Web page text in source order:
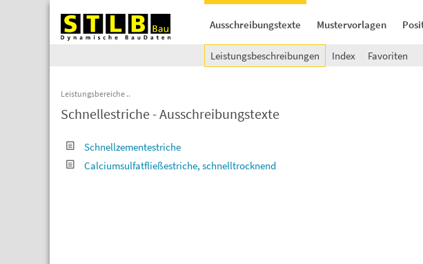
Ausschreibungstexte Mustervorlagen
Leistungsbeschreibungen Index Favoriten
Leistungsbereiche
Schnellestriche - Ausschreibungstexte
Schnellzementestriche
Calciumsulfatfließestriche, schnelltrocknend